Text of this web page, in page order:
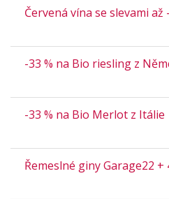
Červená vína se slevami až
-33 % na Bio riesling z
-33 % na Bio Merlot z Itálie
Řemeslné giny Garage22